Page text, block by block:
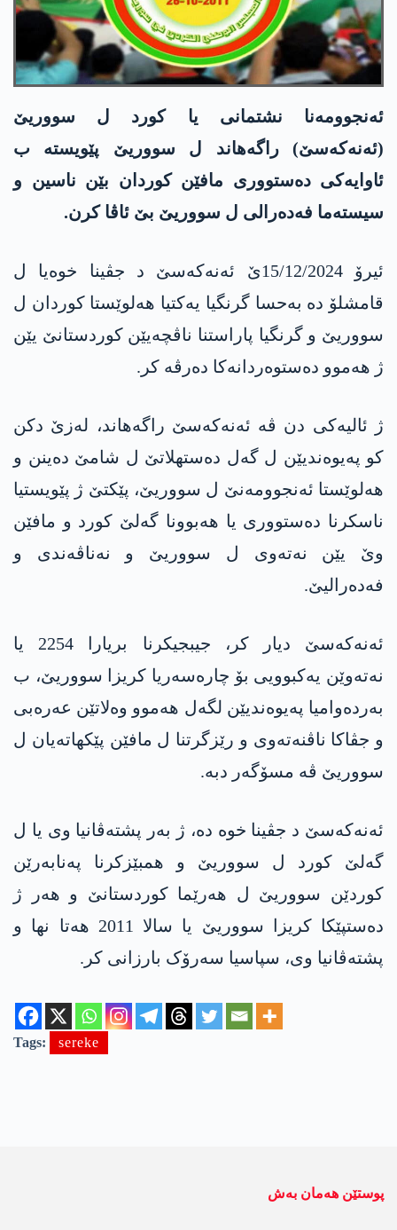
ئەنجوومەنا نشتمانی یا کورد ل سووریێ
(ئەنەکەسێ) راگەھاند ل سووریێ پێویستە ب
ئاوایەکی دەستووری مافێن کوردان بێن ناسین و
سیستەما فەدەرالی ل سووریێ بێ ئاڤا کرن.
ئیرۆ 15/12/2024ێ ئەنەکەسێ د جڤینا خوەیا ل
قامشلۆ دە بەحسا گرنگیا یەکتیا ھەلوێستا کوردان ل
سووریێ و گرنگیا پاراستنا ناڤچەیێن کوردستانێ یێن
ژ ھەموو دەستوەردانەکا دەرڤە کر.
ژ ئالیەکی دن ڤە ئەنەکەسێ راگەھاند، لەزێ دکن
کو پەیوەندیێن ل گەل دەستھلاتێ ل شامێ دەینن و
ھەلوێستا ئەنجوومەنێ ل سووریێ، پێکتێ ژ پێویستیا
ناسکرنا دەستووری یا ھەبوونا گەلێ کورد و مافێن
وێ یێن نەتەوی ل سووریێ و نەناڤەندی و
فەدەرالیێ.
ئەنەکەسێ دیار کر، جیبجیکرنا بریارا 2254 یا
نەتەوێن یەکبوویی بۆ چارەسەریا کریزا سووریێ، ب
بەردەوامیا پەیوەندیێن لگەل ھەموو وەلاتێن عەرەبی
و جڤاکا ناڤنەتەوی و رێزگرتنا ل مافێن پێکھاتەیان ل
سووریێ ڤە مسۆگەر دبە.
ئەنەکەسێ د جڤینا خوە دە، ژ بەر پشتەڤانیا وی یا ل
گەلێ کورد ل سووریێ و ھمبێزکرنا پەنابەرێن
کوردێن سووریێ ل ھەرێما کوردستانێ و ھەر ژ
دەستپێکا کریزا سووریێ یا سالا 2011 ھەتا نھا و
پشتەڤانیا وی، سپاسیا سەرۆک بارزانی کر.
Tags: sereke
پوستێن ھەمان بەش